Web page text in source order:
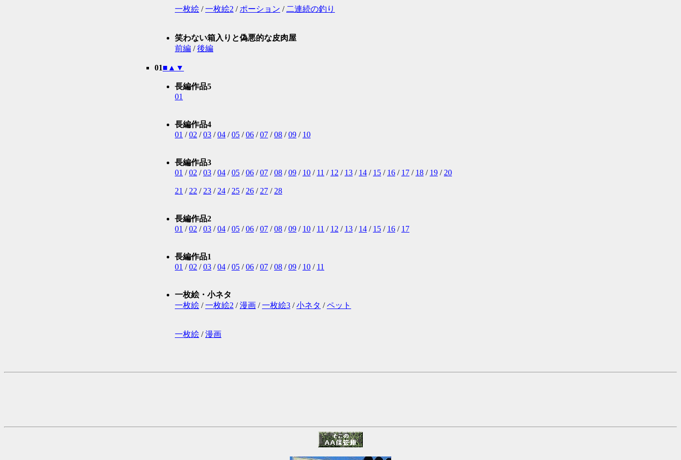
一枚絵 /一枚絵2 / ポーション / 二連続の釣り
笑わない箱入りと偽悪的な皮肉屋
前編 /後編
01■ ▲ ▼
長編作品5
01
長編作品4
01 /02 /03 /04 /05 /06 /07 /08 /09 / 10
長編作品3
01 /02 /03 /04 /05 /06 /07 /08 /09 / 10 / 11 / 12 / 13 / 14 / 15 / 16 / 17 / 18 / 19 / 20
21 / 22 / 23 / 24 / 25 / 26 / 27 / 28
長編作品2
01 /02 /03 /04 /05 /06 /07 /08 /09 / 10 / 11 / 12 / 13 / 14 / 15 / 16 / 17
長編作品1
01 /02 /03 /04 /05 /06 /07 /08 /09 / 10 / 11
一枚絵・小ネタ
一枚絵 /一枚絵2 /漫画 /一枚絵3 /小ネタ /ペット
一枚絵 /漫画